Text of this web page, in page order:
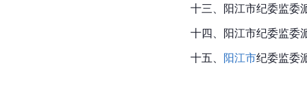
十三、阳江市纪委监委
十四、阳江市纪委监委
十五、 阳江市纪委监委